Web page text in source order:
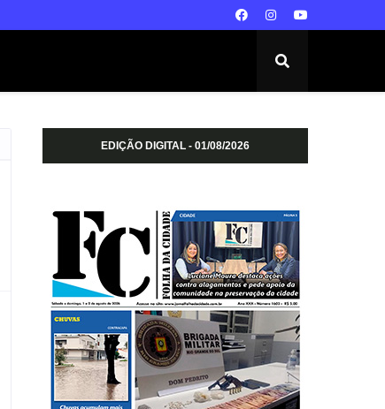
EDIÇÃO DIGITAL - 01/08/2026